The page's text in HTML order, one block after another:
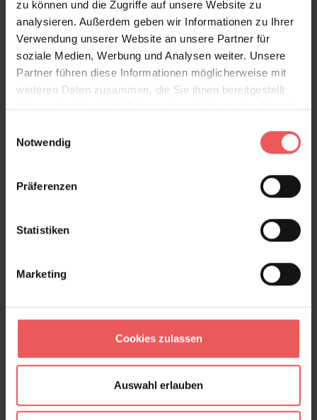
zu können und die Zugriffe auf unsere Website zu
analysieren. Außerdem geben wir Informationen zu Ihrer
Verwendung unserer Website an unsere Partner für
soziale Medien, Werbung und Analysen weiter. Unsere
Partner führen diese Informationen möglicherweise mit
weiteren Daten zusammen, die Sie ihnen bereitgestellt
haben oder die sie im Rahmen Ihrer Nutzung der Dienste
Notwendig
Präferenzen
Statistiken
Marketing
Cookies zulassen
Auswahl erlauben
Bloomsbury Garden, col. 04